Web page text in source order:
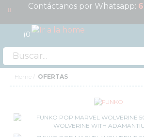
Contáctanos por Whatsapp:
0
OFERTAS
FUNKO POP!
Home OFERTAS